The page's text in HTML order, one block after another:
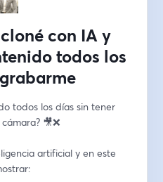
con IA y
todos los
todos los días sin tener
🎥❌
artificial y en este